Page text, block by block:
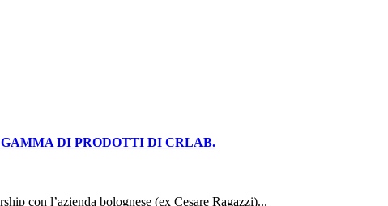
DI PRODOTTI DI CRLAB.
con l’azienda bolognese (ex Cesare Ragazzi)...